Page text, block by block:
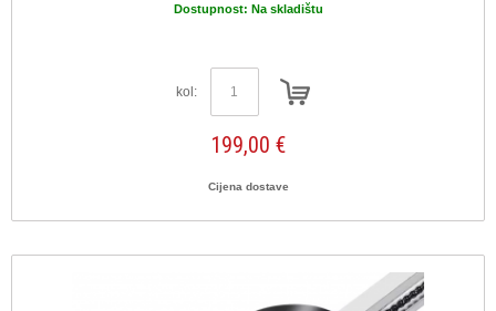
Dostupnost: Na skladištu
kol:
199,00 €
Cijena dostave